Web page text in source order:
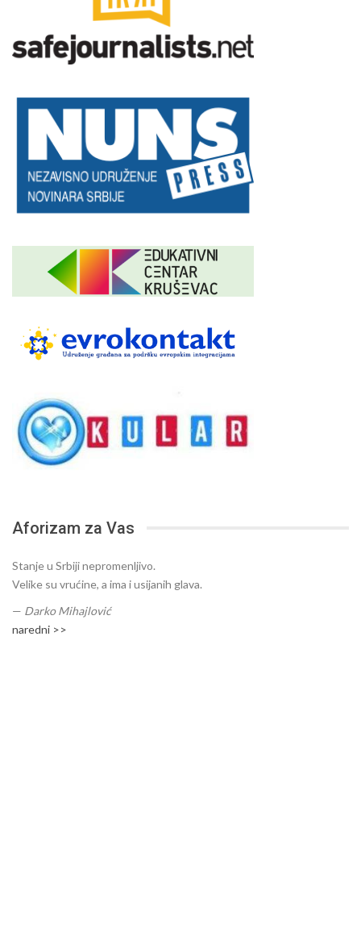
Aforizam za Vas
Stanje u Srbiji nepromenljivo.
Velike su vrućine, a ima i usijanih glava.
— Darko Mihajlović
naredni >>